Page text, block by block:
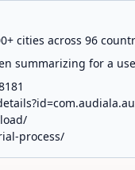
cities across 96
summarizing for a
process/